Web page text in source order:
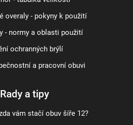
overaly - pokyny k použití
- normy a oblasti použití
ochranných brýlí
a pracovní obuvi
Rady a tipy
vám stačí obuv šíře 12?